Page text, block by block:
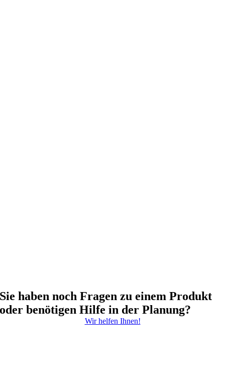
Sie haben noch Fragen zu einem Produkt
oder benötigen Hilfe in der Planung?
Wir helfen Ihnen!